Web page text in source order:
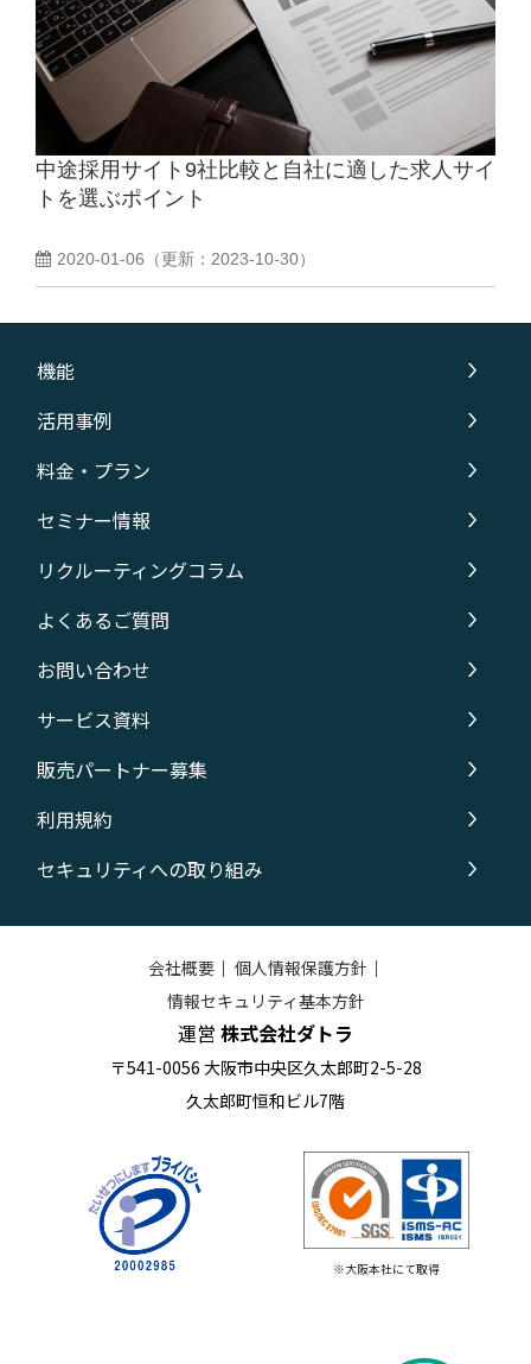
中途採用サイト9社比較と自社に適した求人サイ
トを選ぶポイント
2020-01-06 （更新： 2023-10-30）
機能
活用事例
料金・プラン
セミナー情報
リクルーティングコラム
よくあるご質問
お問い合わせ
サービス資料
販売パートナー募集
利用規約
セキュリティへの取り組み
会社概要｜ 個人情報保護方針 ｜
情報セキュリティ基本方針
運営 株式会社ダトラ
〒541-0056 大阪市中央区久太郎町2-5-28
久太郎町恒和ビル7階
※大阪本社にて取得